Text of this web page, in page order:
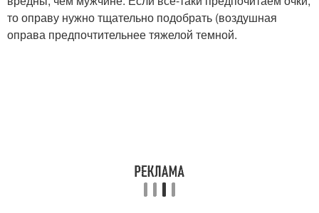
то оправу нужно тщательно подобрать (воздушная
оправа предпочтительнее тяжелой темной.